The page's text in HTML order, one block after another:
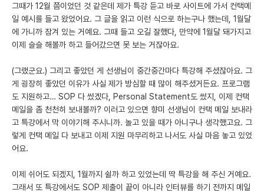
그때가 12월 쯤이었던 것 같은데 제가 특강 듣고 바로 사이트에 가서 컨택메
일 예시를 들고 왔었어요. 그 글을 읽고 이런 식으로 하는구나 했는데, 1월달
에 가니까 잠겨 있는 거예요. 그때 들고 오길 잘했다, 만약에 1월달 돼가지고
이제 슬슬 해볼까 하고 들어갔으면 못 보는 거잖아요.
(그랬군요.) 그리고 좋았던 게 선생님이 중간중간마다 특강해 주셨잖아요. 그
게 굉장히 좋았던 이유가 사실 제가 방심할 때 많이 해주셨거든요. 프로그램
도 지원하고… SOP 다 썼겠다, Personal Statement도 썼지, 이제 컨택
메일을 좀 천천히 보내볼까? 이러고 있으면 향미 선생님이 컨택 메일 보내라
고 특강에서 막 이야기해 주시니까. 놀고 있을 때가 아니구나 생각했고요. 그
렇게 컨택 메일 다 보내고 이제 지원 마무리하고 나서도 사실 마음 놓고 있었
어요.
이제 쉬어도 되겠지, 1월까지 쉴까 하고 있었는데 딱 특강을 해 주신 거예요.
그래서 또 특강에서도 SOP 제출이 끝이 아니라 인터뷰를 하기 전까지 메일